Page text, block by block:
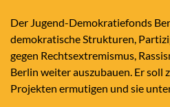
Der Jugend-Demokratiefonds
demokratische Strukturen,
gegen Rechtsextremismus,
Berlin weiter auszubauen. Er soll
Projekten ermutigen und sie